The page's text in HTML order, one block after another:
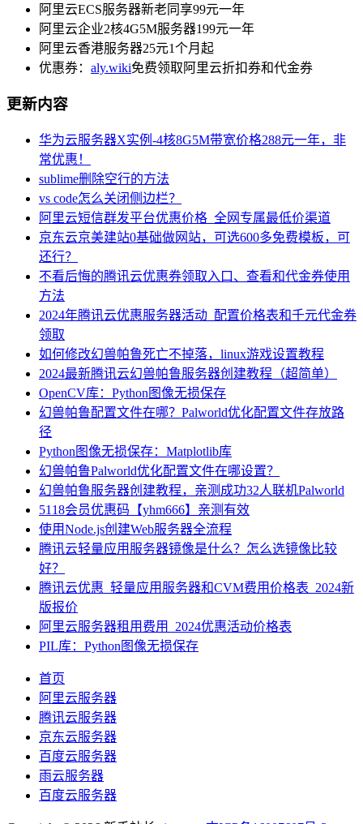
阿里云ECS服务器新老同享99元一年
阿里云企业2核4G5M服务器199元一年
阿里云香港服务器25元1个月起
优惠券： aly.wiki免费领取阿里云折扣券和代金券
更新内容
华为云服务器X实例-4核8G5M带宽价格288元一年，非
常优惠！
sublime删除空行的方法
vs code怎么关闭侧边栏？
阿里云短信群发平台优惠价格_全网专属最低价渠道
京东云京美建站0基础做网站，可选600多免费模板，可
还行？
不看后悔的腾讯云优惠券领取入口、查看和代金券使用
方法
2024年腾讯云优惠服务器活动_配置价格表和千元代金券
领取
如何修改幻兽帕鲁死亡不掉落，linux游戏设置教程
2024最新腾讯云幻兽帕鲁服务器创建教程（超简单）
OpenCV库：Python图像无损保存
幻兽帕鲁配置文件在哪？Palworld优化配置文件存放路
径
Python图像无损保存：Matplotlib库
幻兽帕鲁Palworld优化配置文件在哪设置？
幻兽帕鲁服务器创建教程，亲测成功32人联机Palworld
5118会员优惠码【yhm666】亲测有效
使用Node.js创建Web服务器全流程
腾讯云轻量应用服务器镜像是什么？怎么选镜像比较
好？
腾讯云优惠_轻量应用服务器和CVM费用价格表_2024新
版报价
阿里云服务器租用费用_2024优惠活动价格表
PIL库：Python图像无损保存
首页
阿里云服务器
腾讯云服务器
京东云服务器
百度云服务器
雨云服务器
百度云服务器